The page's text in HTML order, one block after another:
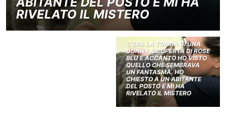
RIVELATO IL MISTERO
C’ERA LA TOMBA DI UNA
DONNA RICOPERTA DI ROSE
BLU E ACCANTO HO VISTO
QUELLO CHE SEMBRAVA
UN FANTASMA. HO
CHIESTO A UN ABITANTE
DEL POSTO E MI HA
RIVELATO IL MISTERO